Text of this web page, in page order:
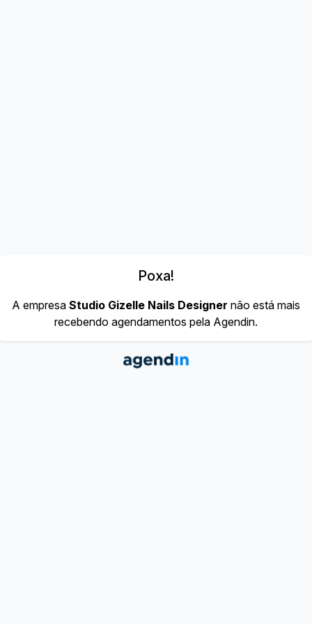
Poxa!
A empresa Studio Gizelle Nails Designer não está mais
recebendo agendamentos pela Agendin.